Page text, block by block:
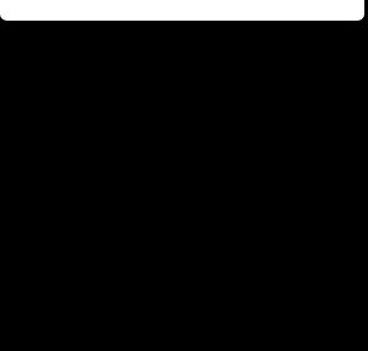
Pottera přišla s ráznou